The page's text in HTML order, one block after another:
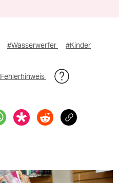
#Wasserwerfer #Kinder
Fehlerhinweis